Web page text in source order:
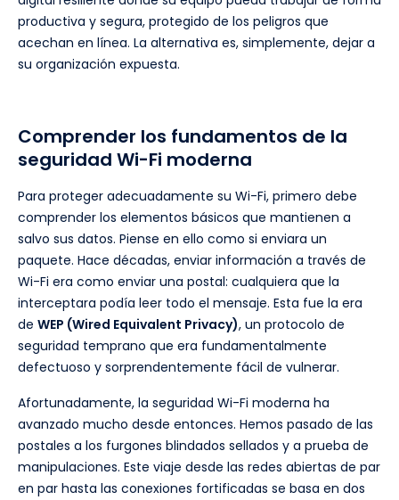
productiva y segura, protegido de los peligros que
acechan en línea. La alternativa es, simplemente, dejar a
su organización expuesta.
Comprender los fundamentos de la
seguridad Wi-Fi moderna
Para proteger adecuadamente su Wi-Fi, primero debe
comprender los elementos básicos que mantienen a
salvo sus datos. Piense en ello como si enviara un
paquete. Hace décadas, enviar información a través de
Wi-Fi era como enviar una postal: cualquiera que la
interceptara podía leer todo el mensaje. Esta fue la era
de WEP (Wired Equivalent Privacy), un protocolo de
seguridad temprano que era fundamentalmente
defectuoso y sorprendentemente fácil de vulnerar.
Afortunadamente, la seguridad Wi-Fi moderna ha
avanzado mucho desde entonces. Hemos pasado de las
postales a los furgones blindados sellados y a prueba de
manipulaciones. Este viaje desde las redes abiertas de par
en par hasta las conexiones fortificadas se basa en dos